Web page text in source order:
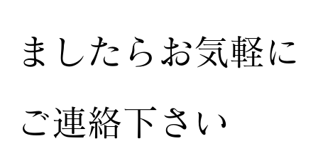
ましたらお気軽に
ご連絡下さい